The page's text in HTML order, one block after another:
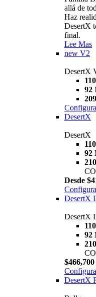
allá de
Haz
DesertX
final.
Lee Mas
new V2
DesertX
92
DesertX
DesertX
92
Desde
DesertX
DesertX
92
DesertX